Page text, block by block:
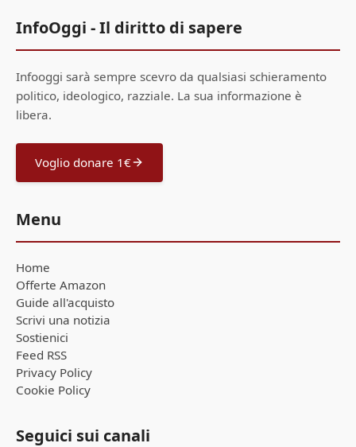
InfoOggi - Il diritto di sapere
Infooggi sarà sempre scevro da qualsiasi schieramento
politico, ideologico, razziale. La sua informazione è
libera.
Voglio donare 1€
Menu
Home
Offerte Amazon
Guide all'acquisto
Scrivi una notizia
Sostienici
Feed RSS
Privacy Policy
Cookie Policy
Seguici sui canali